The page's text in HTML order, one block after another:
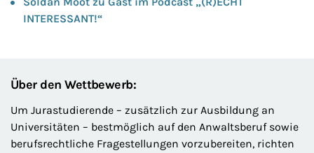
INTERESSANT!“
Über den Wettbewerb:
Um Jurastudierende – zusätzlich zur Ausbildung an
Universitäten – bestmöglich auf den Anwaltsberuf sowie
berufsrechtliche Fragestellungen vorzubereiten, richten